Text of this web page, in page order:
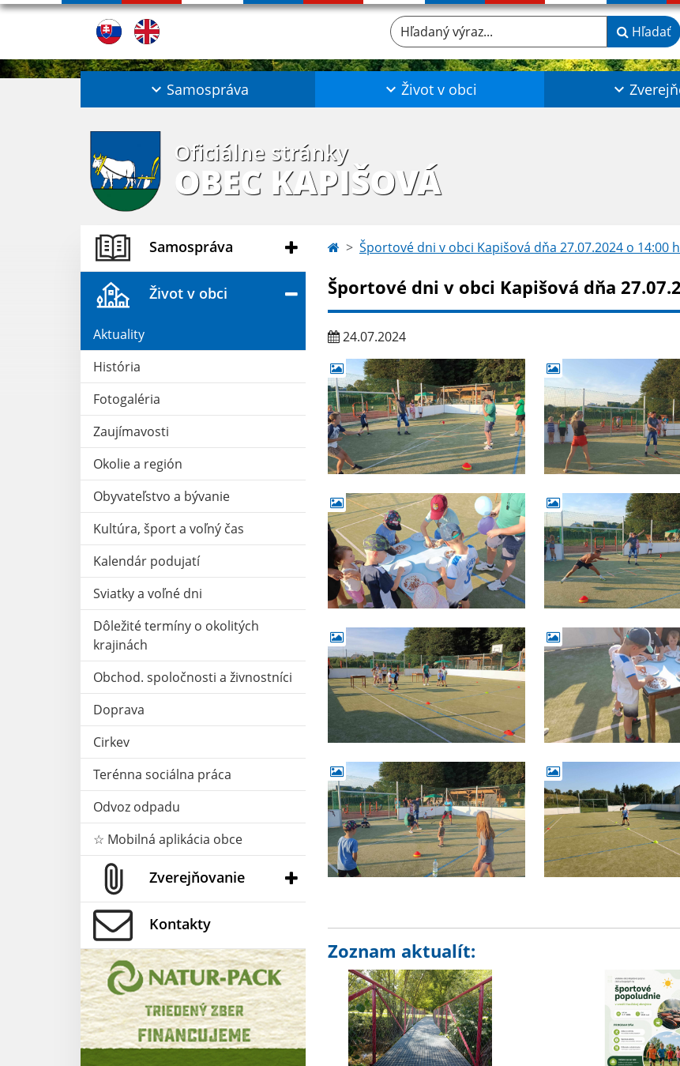
Hľadaný výraz... Hľadať
Samospráva Život v obci
Oficiálne stránky
OBEC KAPIŠOVÁ
Samospráva
Život v obci
Aktuality
História
Fotogaléria
Zaujímavosti
Okolie a región
Obyvateľstvo a bývanie
Kultúra, šport a voľný čas
Kalendár podujatí
Sviatky a voľné dni
Dôležité termíny o okolitých
krajinách
Obchod. spoločnosti a živnostníci
Doprava
Cirkev
Terénna sociálna práca
Odvoz odpadu
☆ Mobilná aplikácia obce
Zverejňovanie
Kontakty
Športové dni v obci Kapišová dňa 27.07.2024 o 14:00
Športové dni v obci Kapišová dňa
24.07.2024
Zoznam aktualít: